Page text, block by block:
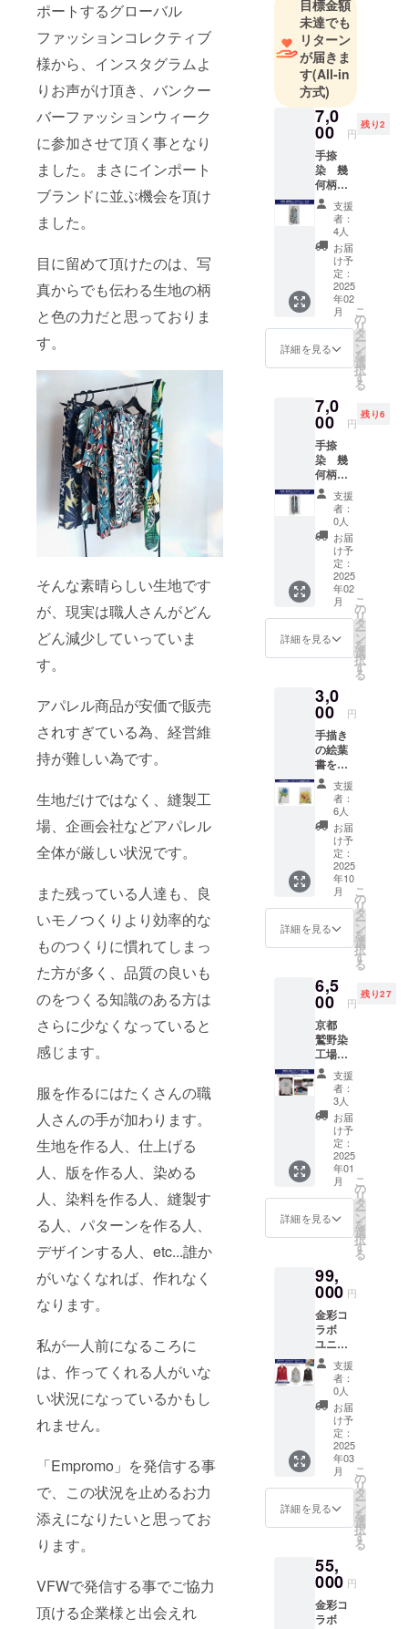
ポートするグローバル
ファッションコレクティブ
様から、インスタグラムよ
りお声がけ頂き、バンクー
バーファッションウィーク
に参加させて頂く事となり
ました。まさにインポート
ブランドに並ぶ機会を頂け
ました。
目に留めて頂けたのは、写
真からでも伝わる生地の柄
と色の力だと思っておりま
す。
そんな素晴らしい生地です
が、現実は職人さんがどん
どん減少していっていま
す。
アパレル商品が安価で販売
されすぎている為、経営維
持が難しい為です。
生地だけではなく、縫製工
場、企画会社などアパレル
全体が厳しい状況です。
また残っている人達も、良
いモノつくりより効率的な
ものつくりに慣れてしまっ
た方が多く、品質の良いも
のをつくる知識のある方は
さらに少なくなっていると
感じます。
服を作るにはたくさんの職
人さんの手が加わります。
生地を作る人、仕上げる
人、版を作る人、染める
人、染料を作る人、縫製す
る人、パターンを作る人、
デザインする人、etc...誰か
がいなくなれば、作れなく
なります。
私が一人前になるころに
は、作ってくれる人がいな
い状況になっているかもし
れません。
「Empromo」を発信する事
で、この状況を止めるお力
添えになりたいと思ってお
ります。
VFWで発信する事でご協力
頂ける企業様と出会えれ
テ TV
ショッピン
グ ミセス
専門店 多
様なブラン
ドを経験し
ており、
昨年より、
京都手捺染
生地を主軸
としたブラ
「Empromo
」（エンプ
ロモ）を立
ち上げまし
た。
どうぞよろ
致します。
インスタグ
ラムで日々
の作業工程
や、プライ
ベートな１
コマを投稿
しておりま
す。
良かったら
フォローお
願い致しま
す（＾＾）
目標金額
未達でも
リターン
が届きま
す(All-in
方式)
7,0
00 円
残り2
手捺
染 幾
何柄ラ
ミー天
竺ス
カーフ
オフ
系 ス
トー
リー
ブッ
ク、お
礼のミ
ニレ
ター、
お礼の
付き
コース
・リネ
ン天竺
幾何学
柄ス
カー
フ オ
フ系 ・
ストー
リー
ブッ
ク A5
サイズ
(今回の
プロ
ジェク
説明な
どを記
載した
ブック
です。)
・お礼
のミニ
レター
・お礼
のメー
ル の
セット
です。
限定6
セット
になり
ます。
約25㎝
×180㎝
<attenti
on> ・
生地の
取り位
置によ
り、柄
の出方
が写真
とは異
なる場
合がご
ざいま
す。 ・
ター環
境に
像の色
が実物
と異
なって
見える
場合が
ござい
ます。
・表記
寸法
は、個
人の測
り方や
生地の
微妙な
より、
若干の
ます。
・ラ
ミーの
ザラザ
支援
者：
4人
お届
け予
定：
2025
年02
月
詳細を見る
こ
の
リ
タ
ー
ン
を
選
択
す
る
7,0
00 円
残り6
手捺
染 幾
何柄ラ
ミー天
竺ス
カーフ
ブルー
系 ス
トー
リー
ブッ
ク、お
礼のミ
ニレ
ター、
お礼の
付き
コース
限定6
セット
になり
ます。
・リネ
ン天竺
幾何学
柄ス
カー
フ ブ
ルー系
・ス
トー
リー
ブッ
プロ
ジェク
トの内
容や手
捺染の
説明な
どを記
載した
ブック
です。)
・お礼
のミニ
レター
・お礼
のメー
ル の
セット
寸法＞
約25㎝
<attenti
on> ・
生地の
取り位
置によ
り、柄
の出方
が写真
とは異
なる場
合がご
ざいま
モニ
ター環
て、画
像の色
が実物
と異
支援
者：
0人
お届
け予
定：
2025
年02
月
詳細を見る
こ
の
リ
タ
ー
ン
を
選
択
す
る
3,0
00 円
手描き
の絵葉
書を、
バン
クー
バー
ファッ
ション
ウィー
ク開催
中に現
地より
お届け
しま
す。 ・
その
届けは
2025年
10月に
なりま
す。 ・
諸事情
でバン
クー
バーよ
りお届
けでき
ない場
合は、
日本よ
りお届
け致し
ます。
ヤクか
ヒマワ
リから
お選び
下さい
<attenti
on> ・
手描き
の為、
タッチ
が微妙
に写真
とは異
なる場
合がご
ざいま
す。 ・
よっ
て、画
が実物
と異
支援
者：
6人
お届
け予
定：
2025
年10
月
詳細を見る
こ
の
リ
タ
ー
ン
を
選
択
す
る
6,5
00 円
残り27
京都
鷲野染
工場さ
んで、T
シャツ
に手捺
染体
験！ ス
トー
リー
ブッ
ク、お
礼のミ
ニレ
ター、
お礼の
付き
コース
＜この
コース
の流れ
＞ ①プ
ロジェ
クト掲
載終了
後、ス
トー
リー
ブッ
ク、お
礼のミ
ニレ
ターと
ケット
を送ら
せて頂
きま
す。
支援
者：
3人
お届
け予
定：
2025
年01
月
詳細を見る
こ
の
リ
タ
ー
ン
を
選
択
す
る
99,
000 円
金彩コ
ラボ
ユニ
セック
スブル
ゾン
ストー
リー
ブッ
ク、お
礼のミ
ニレ
ター、
お礼の
メール
付き
世界的
に活躍
されて
いる金
彩職人
支援
者：
0人
お届
け予
定：
2025
年03
月
詳細を見る
こ
の
リ
タ
ー
ン
を
選
択
す
る
55,
000 円
金彩コ
ラボ